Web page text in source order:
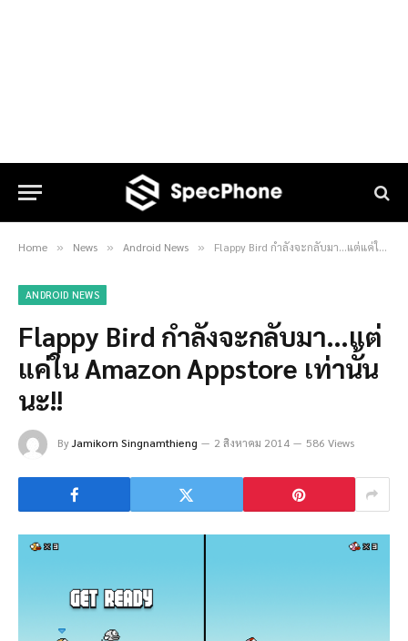
Home » News » Android News » Flappy Bird กำลังจะกลับมา…แต่แค่ใน Amazon Appstore เท่านั้นนะ!!
ANDROID NEWS
Flappy Bird กำลังจะกลับมา…แต่
แค่ใน Amazon Appstore เท่านั้น
นะ!!
ByJamikorn Singnamthieng 2 สิงหาคม 2014 586 Views